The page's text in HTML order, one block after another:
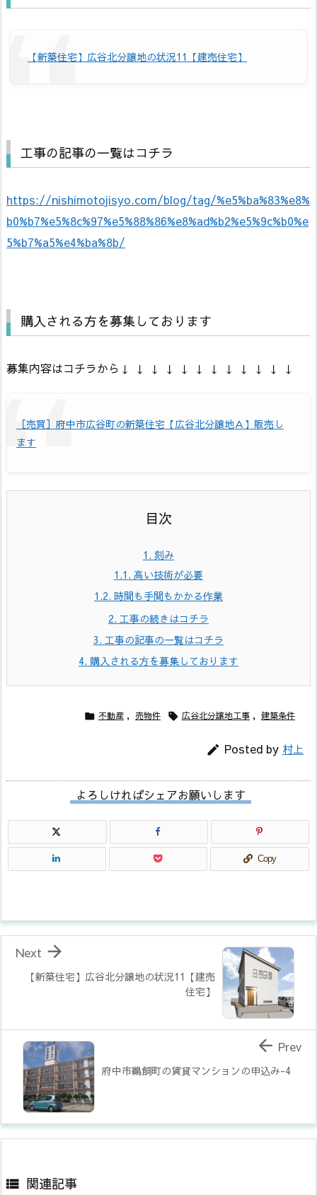
【新築住宅】広谷北分譲地の状況11【建売住宅】
工事の記事の一覧はコチラ
https://nishimotojisyo.com/blog/tag/%e5%ba%83%e8%
b0%b7%e5%8c%97%e5%88%86%e8%ad%b2%e5%9c%b0%e
5%b7%a5%e4%ba%8b/
購入される方を募集しております
募集内容はコチラから↓ ↓ ↓ ↓ ↓ ↓ ↓ ↓ ↓ ↓ ↓ ↓
［売買］府中市広谷町の新築住宅【広谷北分譲地Ａ】販売し
ます
1. 刻み
1.1. 高い技術が必要
1.2. 時間も手間もかかる作業
2. 工事の続きはコチラ
3. 工事の記事の一覧はコチラ
4. 購入される方を募集しております
 不動産 , 売物件  広谷北分譲地工事 , 建築条件
 Posted by 村上
よろしければシェアお願いします
Copy
【新築住宅】広谷北分譲地の状況11【建売
住宅】

Next
府中市鵜飼町の賃貸マンションの申込み-4
 Prev
 関連記事